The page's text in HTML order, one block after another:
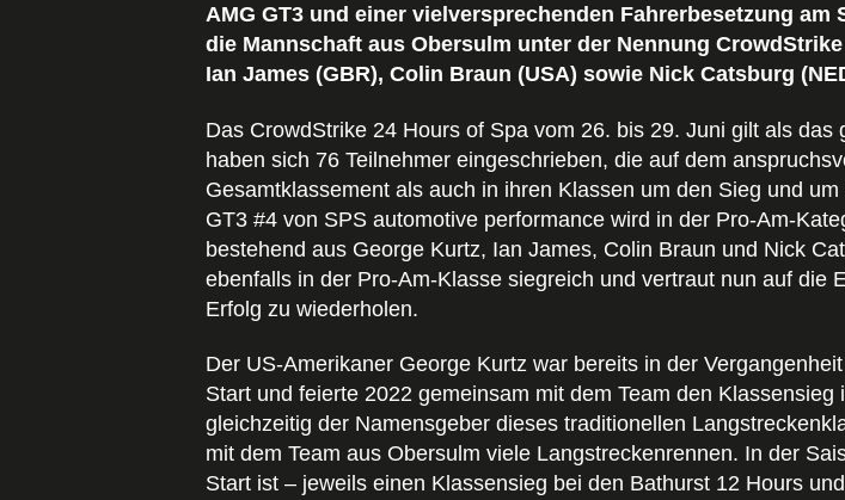
AMG GT3 und einer vielversprechenden Fahrerbesetzung
die Mannschaft aus Obersulm unter der Nennung
Ian James (GBR), Colin Braun (USA) sowie Nick Catsburg
Das CrowdStrike 24 Hours of Spa vom 26. bis 29. Juni gilt als
haben sich 76 Teilnehmer eingeschrieben, die auf dem
Gesamtklassement als auch in ihren Klassen um den Sieg und
GT3 #4 von SPS automotive performance wird in der Pro-Am-
bestehend aus George Kurtz, Ian James, Colin Braun und Nick
ebenfalls in der Pro-Am-Klasse siegreich und vertraut nun auf die
Erfolg zu wiederholen.
Der US-Amerikaner George Kurtz war bereits in der
Start und feierte 2022 gemeinsam mit dem Team den
gleichzeitig der Namensgeber dieses traditionellen
mit dem Team aus Obersulm viele Langstreckenrennen. In der
Start ist – jeweils einen Klassensieg bei den Bathurst 12 Hours